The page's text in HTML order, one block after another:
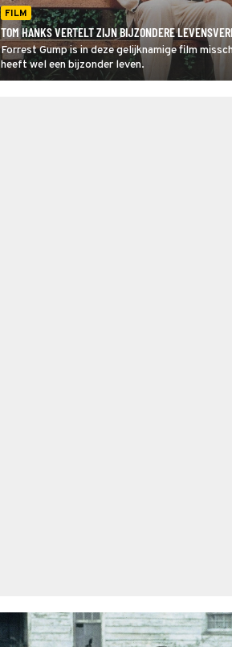
FILM
TOM HANKS VERTELT ZIJN BIJZONDERE
Forrest Gump is in deze gelijknamige film
heeft wel een bijzonder leven.